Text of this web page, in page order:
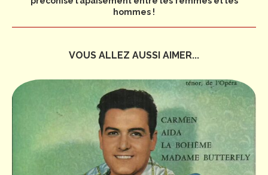
hommes !
VOUS ALLEZ AUSSI AIMER...